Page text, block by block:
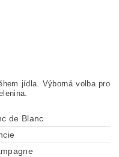
jídla. Výborná volba pro
de Blanc